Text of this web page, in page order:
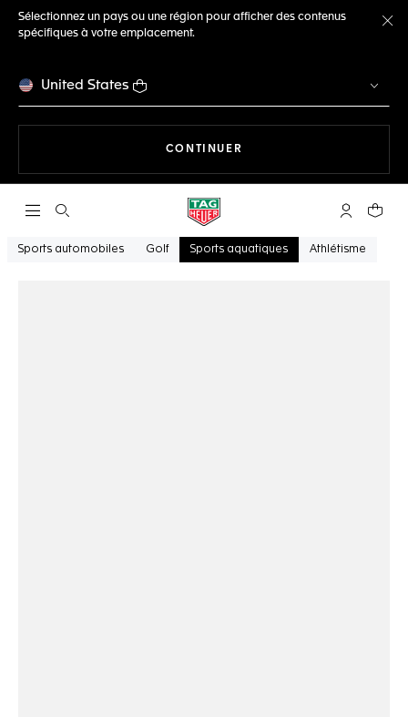
Sélectionnez un pays ou une région pour afficher des contenus
spécifiques à votre emplacement.
United States
CONTINUER
Ouvrir la barre de recherche Compte My
Votre